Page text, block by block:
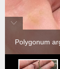
Polygonum